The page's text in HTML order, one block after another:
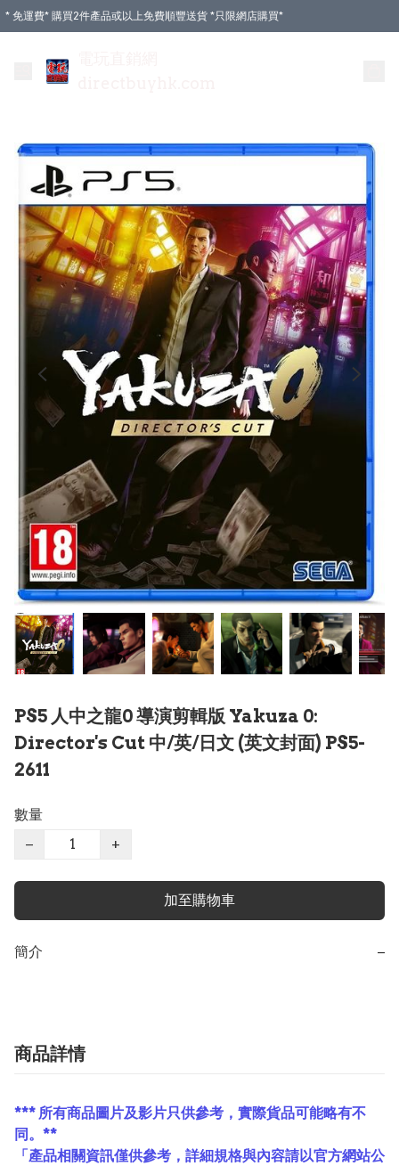
* 免運費* 購買2件產品或以上免費順豐送貨 *只限網店購買*
PS5 人中之龍0 導演剪輯版 Yakuza 0:
Director's Cut 中/英/日文 (英文封面) PS5-
2611
數量
−
+
加至購物車
簡介 −
商品詳情
*** 所有商品圖片及影片只供參考，實際貨品可能略有不
同。**
「產品相關資訊僅供參考，詳細規格與內容請以官方網站公